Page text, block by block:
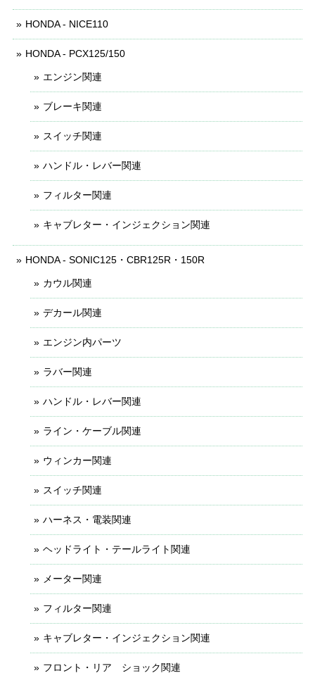
HONDA - NICE110
HONDA - PCX125/150
エンジン関連
ブレーキ関連
スイッチ関連
ハンドル・レバー関連
フィルター関連
キャブレター・インジェクション関連
HONDA - SONIC125・CBR125R・150R
カウル関連
デカール関連
エンジン内パーツ
ラバー関連
ハンドル・レバー関連
ライン・ケーブル関連
ウィンカー関連
スイッチ関連
ハーネス・電装関連
ヘッドライト・テールライト関連
メーター関連
フィルター関連
キャブレター・インジェクション関連
フロント・リア ショック関連